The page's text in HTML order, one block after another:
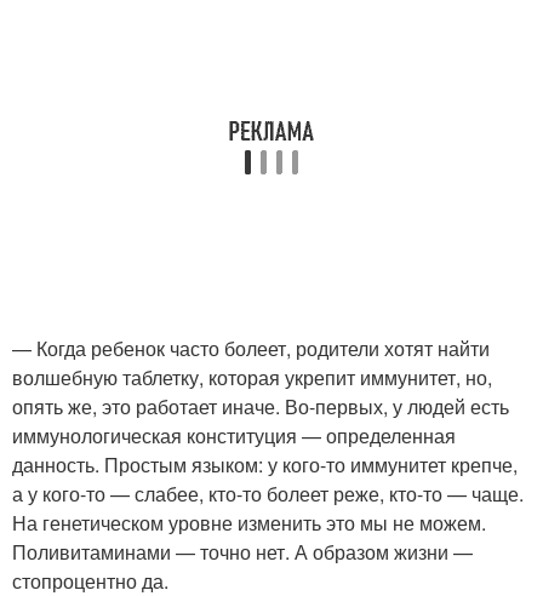
— Когда ребенок часто болеет, родители хотят найти
волшебную таблетку, которая укрепит иммунитет, но,
опять же, это работает иначе. Во-первых, у людей есть
иммунологическая конституция — определенная
данность. Простым языком: у кого-то иммунитет крепче,
а у кого-то — слабее, кто-то болеет реже, кто-то — чаще.
На генетическом уровне изменить это мы не можем.
Поливитаминами — точно нет. А образом жизни —
стопроцентно да.